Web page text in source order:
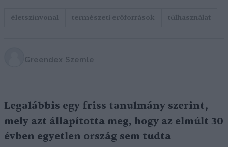
életszínvonal természeti erőforrások túlhasználat
Greendex Szemle
Legalábbis egy friss tanulmány szerint,
mely azt állapította meg, hogy az elmúlt 30
évben egyetlen ország sem tudta